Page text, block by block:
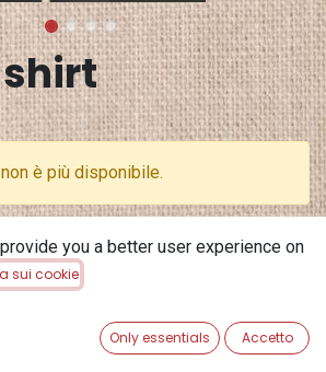
è più disponibile.
di 30 giorni
lavorativi
you a better user experience on
sui cookie
Only essentials Accetto